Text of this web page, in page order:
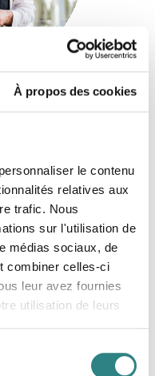
À propos des cookies
le contenu
relatives aux
trafic. Nous
sur l'utilisation de
médias sociaux, de
combiner celles-ci
leur avez fournies
utilisation de leurs